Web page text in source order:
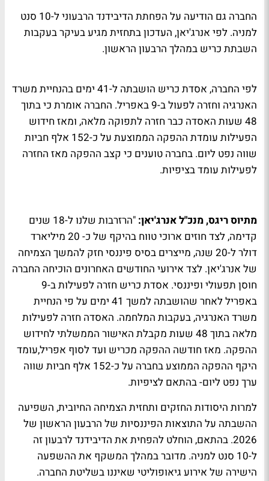
החברה גם הודיעה על הפחתת הדיבידנד הרבעוני ל-10 סנט
למניה. לפי אנרג'יאן, העדכון בתחזית מגיע בעיקר בעקבות
השבתת כריש במהלך הרבעון הראשון.
לפי החברה, אסדת כריש הושבתה ל-41 ימים בהנחיית משרד
האנרגיה וחזרה לפעול ב-9 באפריל. החברה אומרת כי בתוך
48 שעות האסדה כבר חזרה לתפוקה מלאה, ומאז חידוש
הפעילות עומדת ההפקה הממוצעת על כ-152 אלף חביות
שווה נפט ליום. בחברה טוענים כי קצב ההפקה מאז החזרה
לפעילות עומד בציפיות.
מתיוס ריגס, מנכ"ל אנרג'יאן:
"הרזרבות שלנו ל-18 שנים
קדימה, לצד חוזים ארוכי טווח בהיקף של כ- 20 מיליארד
דולר ל-20 שנה, מייצרים בסיס פיננסי חזק להמשך הצמיחה
של אנרג'יאן. לצד אירועי החודשים האחרונים הוכיחה החברה
חוסן תפעולי ופיננסי. אסדת כריש חזרה לפעילות ב-9
באפריל לאחר שהושבתה למשך 41 ימים על פי הנחיית
משרד האנרגיה, בעקבות המלחמה. האסדה חזרה לפעילות
מלאה בתוך 48 שעות מקבלת האישור הממשלתי לחידוש
ההפקה. מאז חודשה ההפקה מכריש ועד לסוף אפריל,עומד
היקף ההפקה הממוצע בחברה על כ-152 אלף חביות שווה
ערך נפט ליום- בהתאם לציפיות.
למרות היסודות החזקים ותחזית הצמיחה החיובית, השפיעה
ההשבתה על התוצאות הפיננסיות של הרבעון הראשון של
2026. בהתאם, הוחלט להפחית את הדיבידנד לרבעון זה
ל-10 סנט למניה. מדובר במהלך המשקף את ההשפעה
הישירה של אירוע גיאופוליטי שאיננו בשליטת החברה.